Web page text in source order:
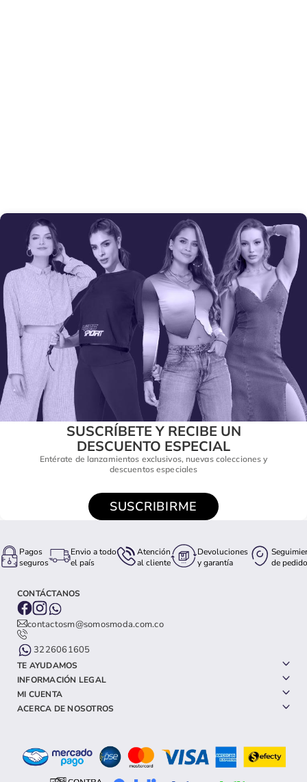
SUSCRÍBETE Y RECIBE UN
DESCUENTO ESPECIAL
Entérate de lanzamientos exclusivos, nuevas colecciones y
descuentos especiales
SUSCRIBIRME
Pagos
seguros
Envio a todo
el país
Atención
al cliente
Devoluciones
y garantía
de pedido
CONTÁCTANOS
contactosm@somosmoda.com.co
3226061605
TE AYUDAMOS
INFORMACIÓN LEGAL
MI CUENTA
ACERCA DE NOSOTROS